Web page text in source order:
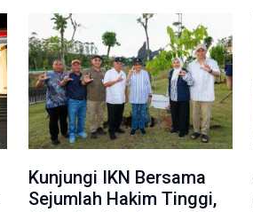
Kunjungi IKN Bersama
Sejumlah Hakim Tinggi,